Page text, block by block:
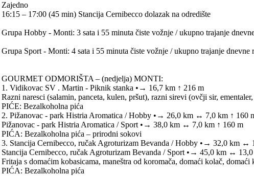
Zajedno
16:15 – 17:00 (45 min) Stancija Cernibecco dolazak na odredište
Grupa Hobby - Monti: 3 sata i 55 minuta čiste vožnje / ukupno trajanje
Grupa Sport - Monti: 4 sata i 55 minuta čiste vožnje / ukupno trajanje dnevne
GOURMET ODMORIŠTA – (nedjelja) MONTI:
1. Vidikovac SV . Martin - Piknik stanka •→ 16,7 km ↑ 216 m
Razni naresci (salamin, panceta, kulen, pršut), razni sirevi (ovčji sir,
PIĆE: Bezalkoholna pića
2. Pižanovac - park Histria Aromatica / Hobby •→ 26,0 km ↔ 7,0 km ↑ 160
Pižanovac - park Histria Aromatica / Sport •→ 38,0 km ↔ 7,0 km ↑ 160 m
PIĆA: Bezalkoholna pića – prirodni sokovi
3. Stancija Cernibecco, ručak Agroturizam Bevanda / Hobby •→ 32,0 km ↔
Stancija Cernibecco, ručak Agroturizam Bevanda / Sport •→ 45,0 km ↔
Fritaja s domaćim kobasicama, maneštra od koromača, domaći kolač, domaći
PIĆA: Bezalkoholna pića